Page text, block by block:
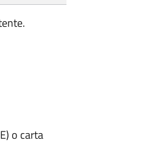
o carta